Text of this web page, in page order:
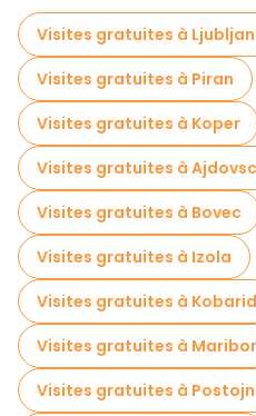
Visites gastronomiques à
Visites gratuites à
Visites gratuites à
Visites gratuites à Piran
Visites gratuites à Koper
Visites gratuites à
Visites gratuites à Bovec
Visites gratuites à Izola
Visites gratuites à Kobarid
Visites gratuites à Maribor
Visites gratuites à